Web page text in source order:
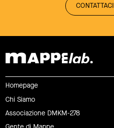
CONTATTACI
Homepage
Chi Siamo
Associazione DMKM-278